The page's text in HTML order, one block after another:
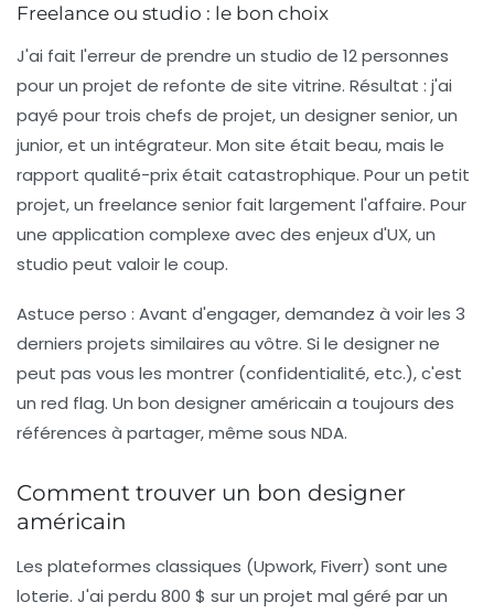
Freelance ou studio : le bon choix
J'ai fait l'erreur de prendre un studio de 12 personnes
pour un projet de refonte de site vitrine. Résultat : j'ai
payé pour trois chefs de projet, un designer senior, un
junior, et un intégrateur. Mon site était beau, mais le
rapport qualité-prix était catastrophique. Pour un petit
projet, un freelance senior fait largement l'affaire. Pour
une application complexe avec des enjeux d'UX, un
studio peut valoir le coup.
Astuce perso : Avant d'engager, demandez à voir les 3
derniers projets similaires au vôtre. Si le designer ne
peut pas vous les montrer (confidentialité, etc.), c'est
un red flag. Un bon designer américain a toujours des
références à partager, même sous NDA.
Comment trouver un bon designer
américain
Les plateformes classiques (Upwork, Fiverr) sont une
loterie. J'ai perdu 800 $ sur un projet mal géré par un